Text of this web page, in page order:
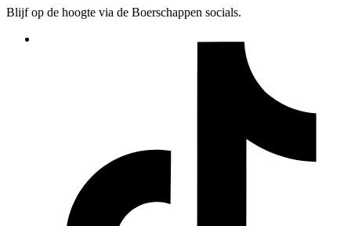
Blijf op de hoogte via de Boerschappen socials.